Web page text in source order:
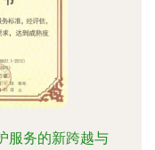
服务的新跨越与